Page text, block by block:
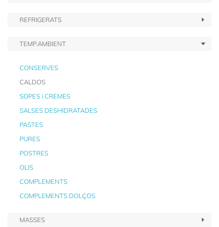
REFRIGERATS
TEMP.AMBIENT
CONSERVES
CALDOS
SOPES i CREMES
SALSES DESHIDRATADES
PASTES
PURES
POSTRES
OLIS
COMPLEMENTS
COMPLEMENTS DOLÇOS
MASSES